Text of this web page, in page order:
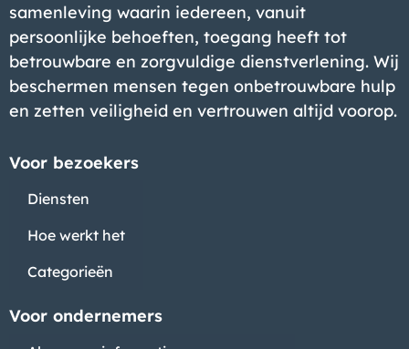
samenleving waarin iedereen, vanuit
persoonlijke behoeften, toegang heeft tot
betrouwbare en zorgvuldige dienstverlening. Wij
beschermen mensen tegen onbetrouwbare hulp
en zetten veiligheid en vertrouwen altijd voorop.
Voor bezoekers
Diensten
Hoe werkt het
Categorieën
Voor ondernemers